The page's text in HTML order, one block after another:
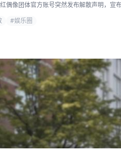
偶像团体官方账号突然发布解散声明，
#娱乐圈